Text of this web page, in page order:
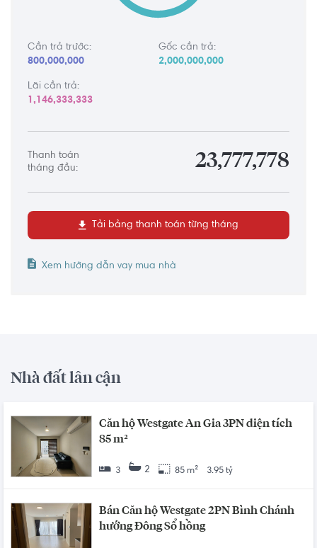
Cần trả trước:
800,000,000
Gốc cần trả:
2,000,000,000
Lãi cần trả:
1,146,333,333
Thanh toán
tháng đầu:
23,777,778
Tải bảng thanh toán từng tháng
Xem hướng dẫn vay mua nhà
Nhà đất lân cận
Căn hộ Westgate An Gia 3PN diện tích
85 m²
3 2 85 m² 3.95 tỷ
Bán Căn hộ Westgate 2PN Bình Chánh
hướng Đông Sổ hồng